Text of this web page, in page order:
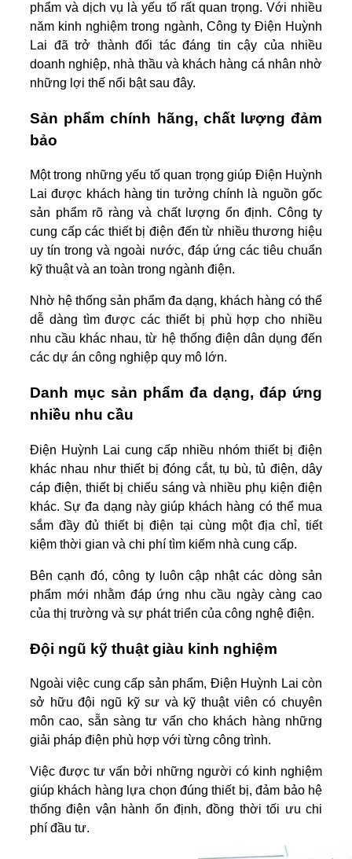
phẩm và dịch vụ là yếu tố rất quan trọng. Với nhiều
năm kinh nghiệm trong ngành, Công ty Điện Huỳnh
Lai đã trở thành đối tác đáng tin cậy của nhiều
doanh nghiệp, nhà thầu và khách hàng cá nhân nhờ
những lợi thế nổi bật sau đây.
Sản phẩm chính hãng, chất lượng đảm
bảo
Một trong những yếu tố quan trọng giúp Điện Huỳnh
Lai được khách hàng tin tưởng chính là nguồn gốc
sản phẩm rõ ràng và chất lượng ổn định. Công ty
cung cấp các thiết bị điện đến từ nhiều thương hiệu
uy tín trong và ngoài nước, đáp ứng các tiêu chuẩn
kỹ thuật và an toàn trong ngành điện.
Nhờ hệ thống sản phẩm đa dạng, khách hàng có thể
dễ dàng tìm được các thiết bị phù hợp cho nhiều
nhu cầu khác nhau, từ hệ thống điện dân dụng đến
các dự án công nghiệp quy mô lớn.
Danh mục sản phẩm đa dạng, đáp ứng
nhiều nhu cầu
Điện Huỳnh Lai cung cấp nhiều nhóm thiết bị điện
khác nhau như thiết bị đóng cắt, tụ bù, tủ điện, dây
cáp điện, thiết bị chiếu sáng và nhiều phụ kiện điện
khác. Sự đa dạng này giúp khách hàng có thể mua
sắm đầy đủ thiết bị điện tại cùng một địa chỉ, tiết
kiệm thời gian và chi phí tìm kiếm nhà cung cấp.
Bên cạnh đó, công ty luôn cập nhật các dòng sản
phẩm mới nhằm đáp ứng nhu cầu ngày càng cao
của thị trường và sự phát triển của công nghệ điện.
Đội ngũ kỹ thuật giàu kinh nghiệm
Ngoài việc cung cấp sản phẩm, Điện Huỳnh Lai còn
sở hữu đội ngũ kỹ sư và kỹ thuật viên có chuyên
môn cao, sẵn sàng tư vấn cho khách hàng những
giải pháp điện phù hợp với từng công trình.
Việc được tư vấn bởi những người có kinh nghiệm
giúp khách hàng lựa chọn đúng thiết bị, đảm bảo hệ
thống điện vận hành ổn định, đồng thời tối ưu chi
phí đầu tư.